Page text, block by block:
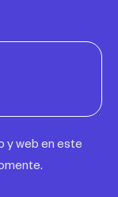
y web en este